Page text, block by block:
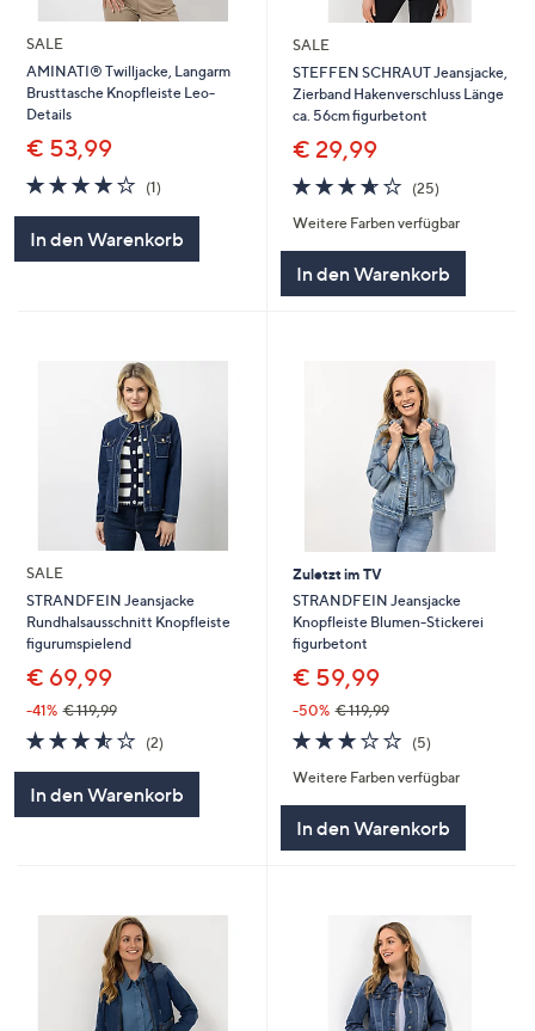
SALE
AMINATI® Twilljacke, Langarm
Brusttasche Knopfleiste Leo-
Details
€ 53,99
4.0
von
(1)1
In den Warenkorb
SALE
STEFFEN SCHRAUT Jeansjacke,
Zierband Hakenverschluss Länge
ca. 56cm figurbetont
€ 29,99
3.6
von
5
(25)
Weitere Farben verfügbar
In den Warenkorb
SALE
STRANDFEIN Jeansjacke
Rundhalsausschnitt Knopfleiste
figurumspielend
€ 69,99
-41% € 119,99
3.5
von
(2)2
In den Warenkorb
Zuletzt im TV
STRANDFEIN Jeansjacke
Knopfleiste Blumen-Stickerei
figurbetont
€ 59,99
-50% € 119,99
3.2
von
5
(5)
Weitere Farben verfügbar
In den Warenkorb